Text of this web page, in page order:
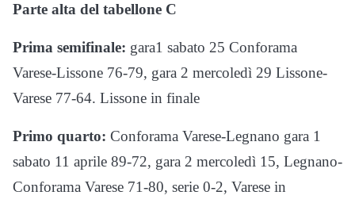
Parte alta del tabellone C
Prima semifinale: gara1 sabato 25 Conforama
Varese-Lissone 76-79, gara 2 mercoledì 29 Lissone-
Varese 77-64. Lissone in finale
Primo quarto: Conforama Varese-Legnano gara 1
sabato 11 aprile 89-72, gara 2 mercoledì 15, Legnano-
Conforama Varese 71-80, serie 0-2, Varese in